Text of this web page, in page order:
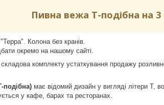
Пивна вежа Т-подібна на
Колона без кранів.
окремо на нашому сайті.
комплекту устаткування продажу
подібна) має відомий дизайн у вигляді літери Т,
у кафе, барах та ресторанах.